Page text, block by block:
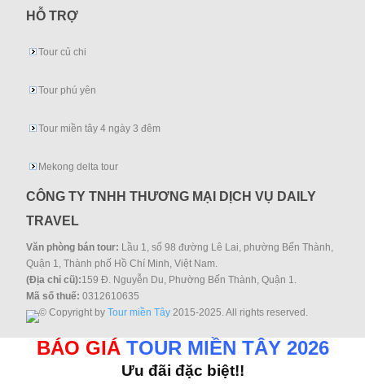
HỖ TRỢ
Tour củ chi
Tour phú yên
Tour miền tây 4 ngày 3 đêm
Mekong delta tour
CÔNG TY TNHH THƯƠNG MẠI DỊCH VỤ DAILY
TRAVEL
Văn phòng bán tour: Lầu 1, số 98 đường Lê Lai, phường Bến Thành,
Quận 1, Thành phố Hồ Chí Minh, Việt Nam.
(Địa chỉ cũ):159 Đ. Nguyễn Du, Phường Bến Thành, Quận 1.
Mã số thuế: 0312610635
© Copyright byTour miền Tây 2015-2025. All rights reserved.
BÁO GIÁ TOUR MIỀN TÂY 2026
Ưu đãi đặc biệt!!